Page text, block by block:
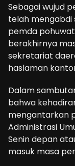
Sebagai wujud
telah mengabdi
pemda
berakhirnya
sekretariat
haslaman
Dalam
bahwa
mengantarkan
Administrasi
Senin depan
masuk masa